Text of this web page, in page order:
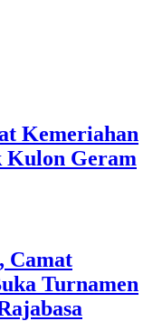
Kemeriahan
Kulon Geram
Camat
Turnamen